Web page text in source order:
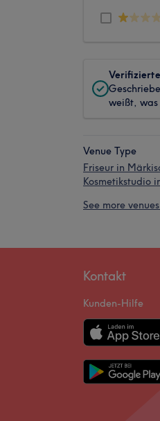
weißt,
Venue Type
Friseur in
Kosmetikstudio
See more
Kontakt
Kunden-Hilfe